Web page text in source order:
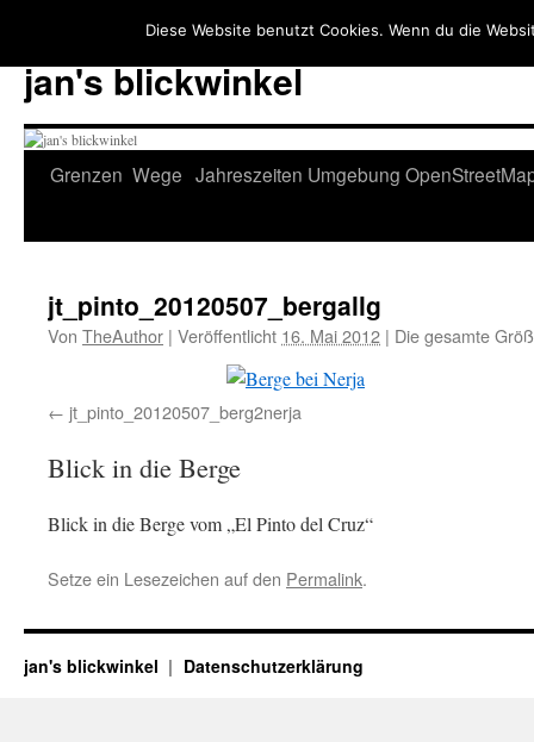
jan's blickwinkel
Zum
Grenzen Wege Jahreszeiten Umgebung
jt_pinto_20120507_bergallg
Von TheAuthor | Veröffentlicht 16. Mai 2012 | Die gesamte
jt_pinto_20120507_berg2nerja
Blick in die Berge
Blick in die Berge vom „El Pinto del Cruz“
Setze ein Lesezeichen auf den Permalink.
jan's blickwinkel Datenschutzerklärung
Diese Website benutzt Cookies. Wenn du die